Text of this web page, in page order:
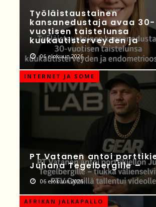
Työläistaustainen
kansanedustaja avaa 30-
vuotisen taistelunsa
kuukautisterveyden ja
06 elokuun 2026
INTERNET JA SOME
PT Vatanen antoi
Juhana Tegelbergille –
06 elokuun 2026
AFRIKAN JALKAPALLO